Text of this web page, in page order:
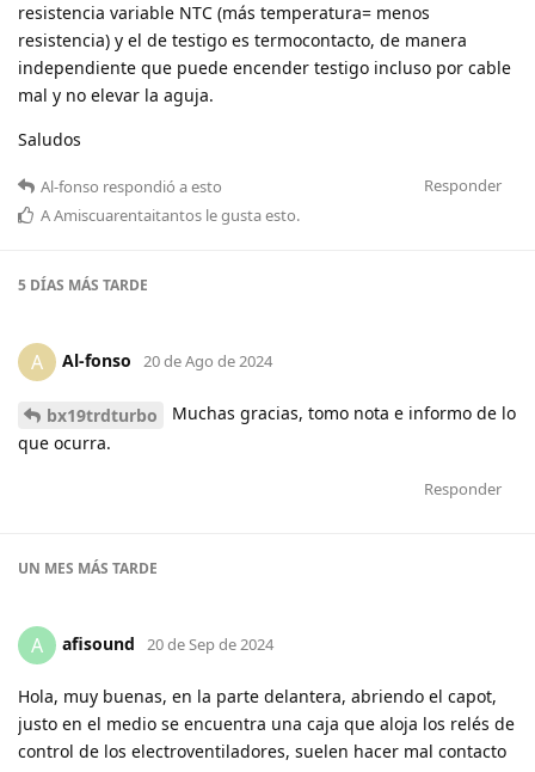
resistencia variable NTC (más temperatura= menos
resistencia) y el de testigo es termocontacto, de manera
independiente que puede encender testigo incluso por cable
mal y no elevar la aguja.
Saludos
Responder
Al-fonso respondió a esto
AAmiscuarentaitantos le gusta esto.
5 DÍAS MÁS TARDE
A Al-fonso 20 de Ago de 2024
bx19trdturbo
Muchas gracias, tomo nota e informo de lo
que ocurra.
Responder
UN MES MÁS TARDE
A afisound 20 de Sep de 2024
Hola, muy buenas, en la parte delantera, abriendo el capot,
justo en el medio se encuentra una caja que aloja los relés de
control de los electroventiladores, suelen hacer mal contacto